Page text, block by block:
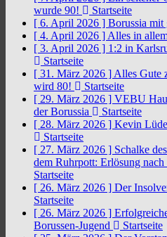
wurde 90!
Startseite
[ 6. April 2026 ] Borussia mit
[ 4. April 2026 ] Alles in
[ 3. April 2026 ] 1:2 in
Startseite
[ 31. März 2026 ] Alles Gute
wird 80!
Startseite
[ 29. März 2026 ] VEBU
der Borussia
Startseite
[ 28. März 2026 ] Kevin
Startseite
[ 27. März 2026 ] Schalke
dem Ruhrpott: Erlösung
Startseite
[ 26. März 2026 ] Der
Startseite
[ 26. März 2026 ]
Borussen-Jugend
Startseite